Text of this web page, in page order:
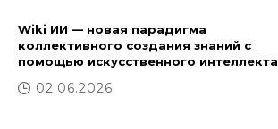
Wiki ИИ — новая парадигма
коллективного создания знаний с
помощью искусственного интеллекта
02.06.2026